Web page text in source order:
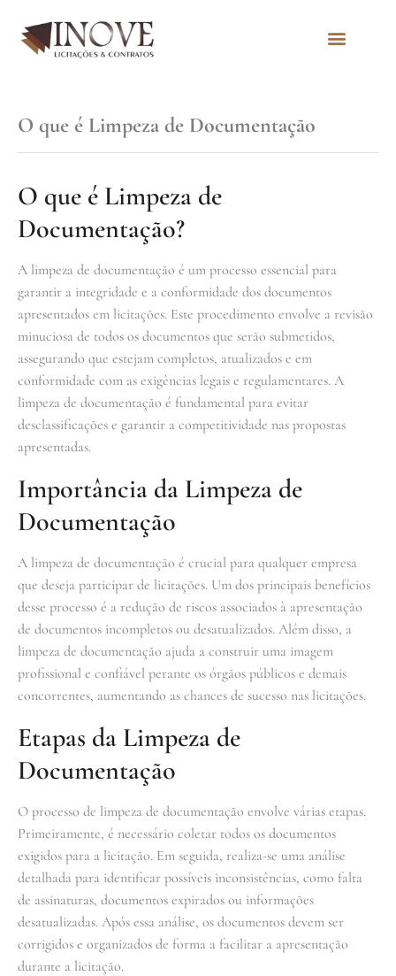
O que é Limpeza de Documentação
O que é Limpeza de
Documentação?
A limpeza de documentação é um processo essencial para
garantir a integridade e a conformidade dos documentos
apresentados em licitações. Este procedimento envolve a revisão
minuciosa de todos os documentos que serão submetidos,
assegurando que estejam completos, atualizados e em
conformidade com as exigências legais e regulamentares. A
limpeza de documentação é fundamental para evitar
desclassificações e garantir a competitividade nas propostas
apresentadas.
Importância da Limpeza de
Documentação
A limpeza de documentação é crucial para qualquer empresa
que deseja participar de licitações. Um dos principais benefícios
desse processo é a redução de riscos associados à apresentação
de documentos incompletos ou desatualizados. Além disso, a
limpeza de documentação ajuda a construir uma imagem
profissional e confiável perante os órgãos públicos e demais
concorrentes, aumentando as chances de sucesso nas licitações.
Etapas da Limpeza de
Documentação
O processo de limpeza de documentação envolve várias etapas.
Primeiramente, é necessário coletar todos os documentos
exigidos para a licitação. Em seguida, realiza-se uma análise
detalhada para identificar possíveis inconsistências, como falta
de assinaturas, documentos expirados ou informações
desatualizadas. Após essa análise, os documentos devem ser
corrigidos e organizados de forma a facilitar a apresentação
durante a licitação.